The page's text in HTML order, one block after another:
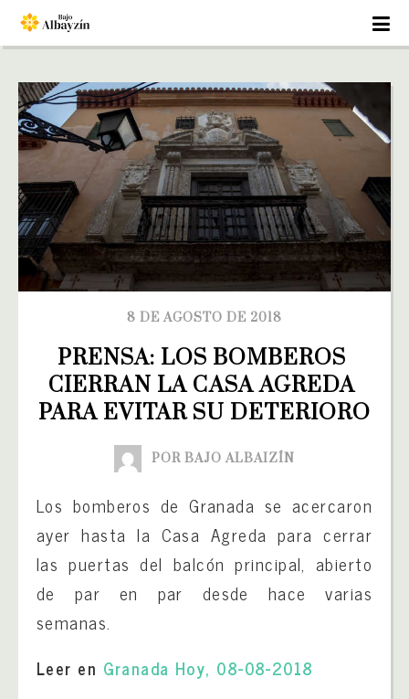
8 DE AGOSTO DE 2018
PRENSA: LOS BOMBEROS
CIERRAN LA CASA AGREDA
PARA EVITAR SU DETERIORO
POR BAJO ALBAIZÍN
Los bomberos de Granada se acercaron
ayer hasta la Casa Agreda para cerrar
las puertas del balcón principal, abierto
de par en par desde hace varias
semanas.
Leer en Granada Hoy, 08-08-2018